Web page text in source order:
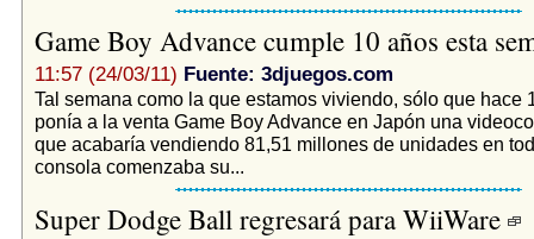
Game Boy Advance cumple 10 años esta
11:57 (24/03/11) Fuente: 3djuegos.com
Tal semana como la que estamos viviendo, sólo que hace
ponía a la venta Game Boy Advance en Japón una
que acabaría vendiendo 81,51 millones de unidades en
consola comenzaba su...
Super Dodge Ball regresará para WiiWare